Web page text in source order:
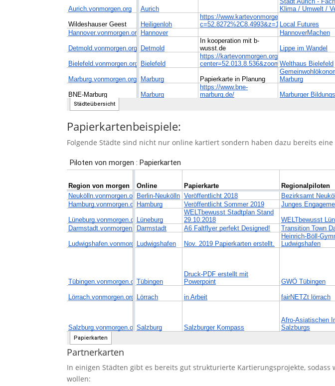
Papierkartenbeispiele:
Folgende Städte sind nicht nur online kartiert sondern haben dazu bereits
Partnerkarten
In einigen Städten gibt es bereits gut strukturierte Kartierungsprojekte,
wollen: